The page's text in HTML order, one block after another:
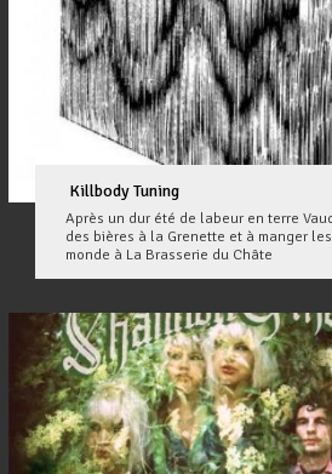
Killbody Tuning
Après un dur été de labeur en terre
des bières à la Grenette et à manger
monde à La Brasserie du Châte